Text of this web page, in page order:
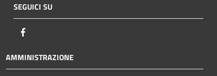
SEGUICI SU
AMMINISTRAZIONE